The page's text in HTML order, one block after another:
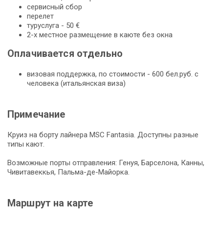
сервисный сбор
перелет
туруслуга - 50 €
2-х местное размещение в каюте без окна
Оплачивается отдельно
визовая поддержка, по стоимости - 600 бел.руб. с
человека (итальянская виза)
Примечание
Круиз на борту лайнера MSC Fantasia. Доступны разные
типы кают.
Возможные порты отправления: Генуя, Барселона, Канны,
Чивитавеккья, Пальма-де-Майорка.
Маршрут на карте